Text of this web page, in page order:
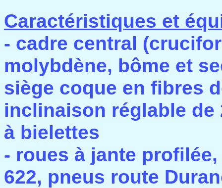
Caractéristiques et
- cadre central
molybdène, bôme et
siège coque en fibres
inclinaison réglable de
à bielettes
- roues à jante
622, pneus route